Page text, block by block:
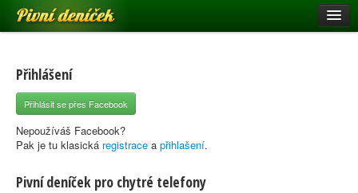
Pivní deníček
Pivní mapa
Pivní značky
Nápověda
Přihlášení
Přihlásit se přes Facebook
Nepoužíváš Facebook?
Pak je tu klasická registrace a přihlašení.
Pivní deníček pro chytré telefony